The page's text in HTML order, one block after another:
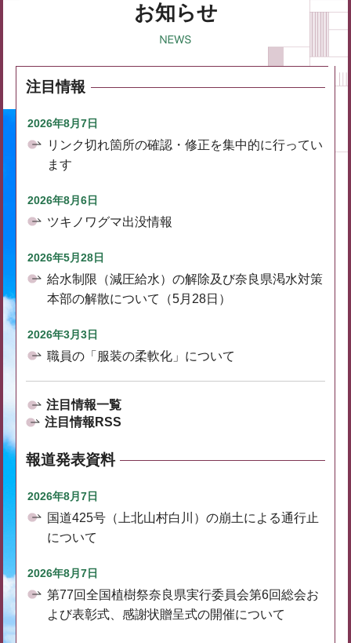
お知らせ
注目情報
2026年8月7日
リンク切れ箇所の確認・修正を集中的に行ってい
ます
2026年8月6日
ツキノワグマ出没情報
2026年5月28日
給水制限（減圧給水）の解除及び奈良県渇水対策
本部の解散について（5月28日）
2026年3月3日
職員の「服装の柔軟化」について
注目情報一覧
注目情報RSS
報道発表資料
2026年8月7日
国道425号（上北山村白川）の崩土による通行止
について
2026年8月7日
第77回全国植樹祭奈良県実行委員会第6回総会お
よび表彰式、感謝状贈呈式の開催について